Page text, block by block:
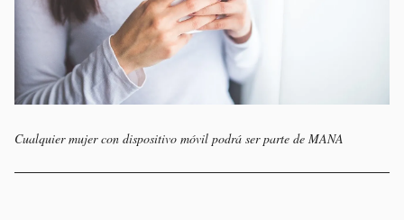
Cualquier mujer con dispositivo móvil podrá ser parte de MANA